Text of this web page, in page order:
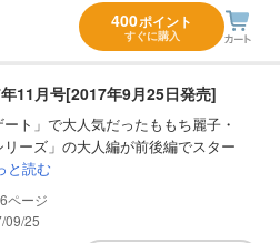
400ポイント
すぐに購入
11月号[2017年9月25日発売]
ト」で大人気だったももち麗子・
リーズ」の大人編が前後編でスター
と読む
09/25